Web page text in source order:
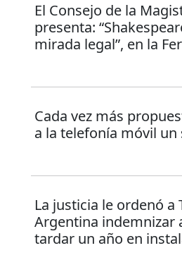
El Consejo de la
presenta:
mirada legal”, en la
Cada vez más
a la telefonía móvil
La justicia le ordenó a
Argentina indemnizar
tardar un año en